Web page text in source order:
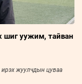
шиг уужим, тайван
жуулчдын цуваа